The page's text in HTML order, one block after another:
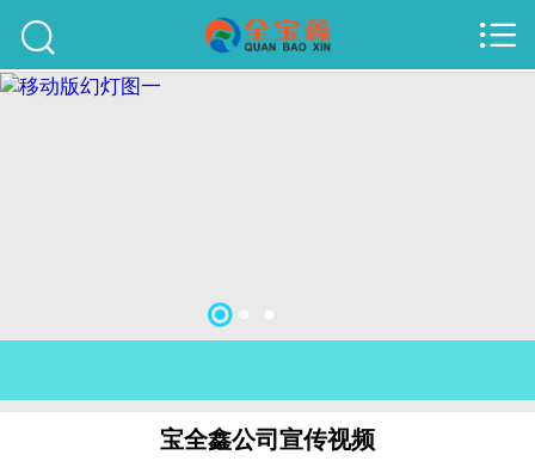
关于我们
联系我们


宝全鑫公司宣传视频